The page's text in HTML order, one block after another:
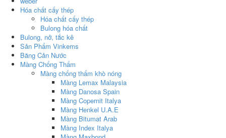
Hóa chất cấy thép
Hóa chất cấy thép
Bulong hóa chất
Bulong, nở, tắc kê
Sản Phẩm Vinkems
Băng Cản Nước
Màng Chống Thấm
Màng chống thấm khò nóng
Màng Lemax Malaysia
Màng Danosa Spain
Màng Copernit Italya
Màng Henkel U.A.E
Màng Bitumat Arab
Màng Index Italya